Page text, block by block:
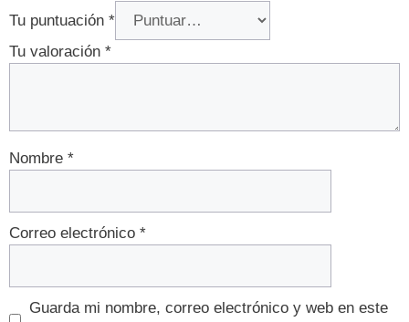
Tu puntuación *
Tu valoración *
Nombre *
Correo electrónico *
Guarda mi nombre, correo electrónico y web en este